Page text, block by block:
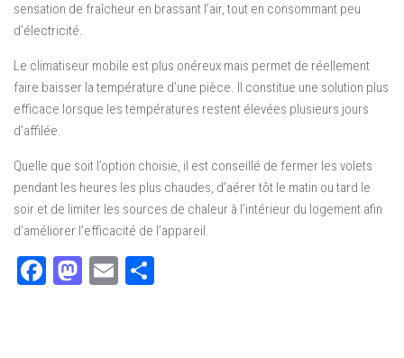
sensation de fraîcheur en brassant l’air, tout en consommant peu
d’électricité.
Le climatiseur mobile est plus onéreux mais permet de réellement
faire baisser la température d’une pièce. Il constitue une solution plus
efficace lorsque les températures restent élevées plusieurs jours
d’affilée.
Quelle que soit l’option choisie, il est conseillé de fermer les volets
pendant les heures les plus chaudes, d’aérer tôt le matin ou tard le
soir et de limiter les sources de chaleur à l’intérieur du logement afin
d’améliorer l’efficacité de l’appareil.
Facebook
Mastodon
Email